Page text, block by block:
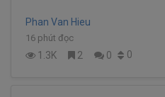
Phan Van Hieu
16 phút đọc
1.3K 2 0 0